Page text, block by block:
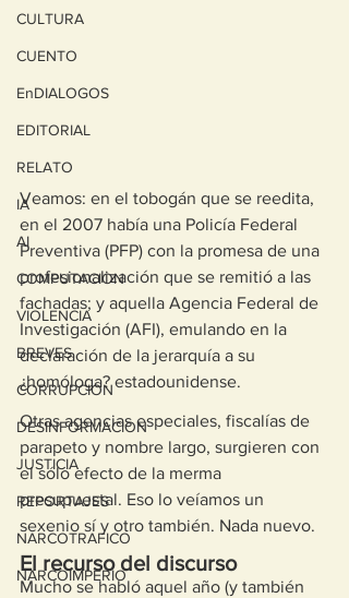
CULTURA
CUENTO
EnDIALOGOS
EDITORIAL
RELATO
IA
AI
COMPUTACION
VIOLENCIA
BREVES
CORRUPCION
DESINFORMACION
JUSTICIA
REPORTAJES
NARCOTRAFICO
NARCOIMPERIO
Veamos: en el tobogán que se reedita,
en el 2007 había una Policía Federal
Preventiva (PFP) con la promesa de una
profesionalización que se remitió a las
fachadas; y aquella Agencia Federal de
Investigación (AFI), emulando en la
declaración de la jerarquía a su
¿homóloga? estadounidense.
Otras agencias especiales, fiscalías de
parapeto y nombre largo, surgieren con
el sólo efecto de la merma
presupuestal. Eso lo veíamos un
sexenio sí y otro también. Nada nuevo.
El recurso del discurso
Mucho se habló aquel año (y también